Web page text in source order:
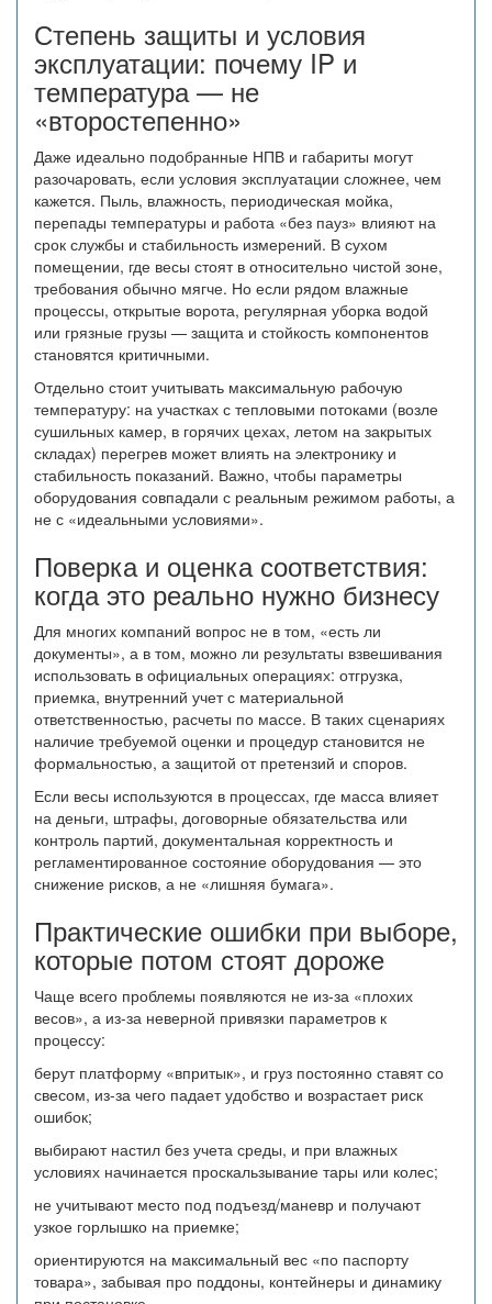
Степень защиты и условия
эксплуатации: почему IP и
температура — не
«второстепенно»
Даже идеально подобранные НПВ и габариты могут
разочаровать, если условия эксплуатации сложнее, чем
кажется. Пыль, влажность, периодическая мойка,
перепады температуры и работа «без пауз» влияют на
срок службы и стабильность измерений. В сухом
помещении, где весы стоят в относительно чистой зоне,
требования обычно мягче. Но если рядом влажные
процессы, открытые ворота, регулярная уборка водой
или грязные грузы — защита и стойкость компонентов
становятся критичными.
Отдельно стоит учитывать максимальную рабочую
температуру: на участках с тепловыми потоками (возле
сушильных камер, в горячих цехах, летом на закрытых
складах) перегрев может влиять на электронику и
стабильность показаний. Важно, чтобы параметры
оборудования совпадали с реальным режимом работы, а
не с «идеальными условиями».
Поверка и оценка соответствия:
когда это реально нужно бизнесу
Для многих компаний вопрос не в том, «есть ли
документы», а в том, можно ли результаты взвешивания
использовать в официальных операциях: отгрузка,
приемка, внутренний учет с материальной
ответственностью, расчеты по массе. В таких сценариях
наличие требуемой оценки и процедур становится не
формальностью, а защитой от претензий и споров.
Если весы используются в процессах, где масса влияет
на деньги, штрафы, договорные обязательства или
контроль партий, документальная корректность и
регламентированное состояние оборудования — это
снижение рисков, а не «лишняя бумага».
Практические ошибки при выборе,
которые потом стоят дороже
Чаще всего проблемы появляются не из-за «плохих
весов», а из-за неверной привязки параметров к
процессу:
берут платформу «впритык», и груз постоянно ставят со
свесом, из-за чего падает удобство и возрастает риск
ошибок;
выбирают настил без учета среды, и при влажных
условиях начинается проскальзывание тары или колес;
не учитывают место под подъезд/маневр и получают
узкое горлышко на приемке;
ориентируются на максимальный вес «по паспорту
товара», забывая про поддоны, контейнеры и динамику